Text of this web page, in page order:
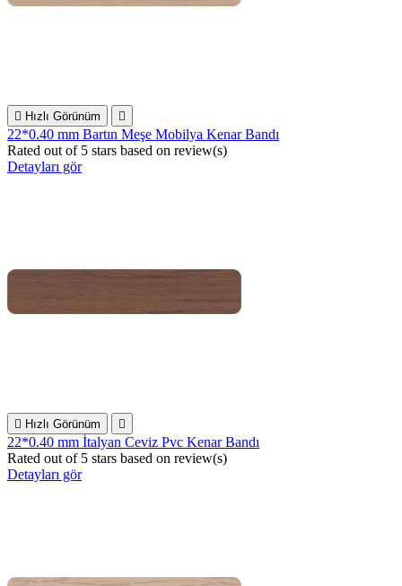
 Hızlı Görünüm 
22*0.40 mm Bartın Meşe Mobilya Kenar Bandı
Rated out of 5 stars based on review(s)
Detayları gör
 Hızlı Görünüm 
22*0.40 mm İtalyan Ceviz Pvc Kenar Bandı
Rated out of 5 stars based on review(s)
Detayları gör